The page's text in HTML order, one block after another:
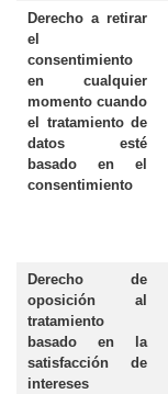
Derecho a retirar
el
consentimiento
en cualquier
momento cuando
el tratamiento de
datos esté
basado en el
consentimiento
Derecho de
oposición al
tratamiento
basado en la
satisfacción de
intereses